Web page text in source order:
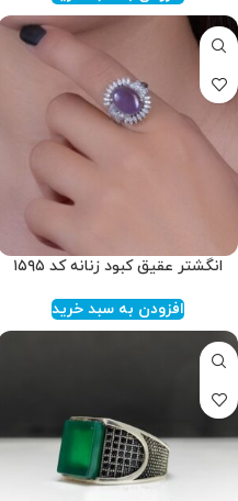
انگشتر عقیق کبود زنانه کد ۱۵۹۵
افزودن به سبد خرید